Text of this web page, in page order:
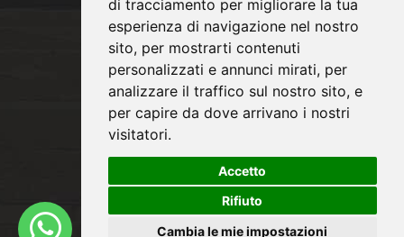
di tracciamento per migliorare la tua
esperienza di navigazione nel nostro
sito, per mostrarti contenuti
personalizzati e annunci mirati, per
analizzare il traffico sul nostro sito, e
per capire da dove arrivano i nostri
visitatori.
Accetto
Rifiuto
Cambia le mie impostazioni
Copyrights © 2026 PM INFISSI SRL Tutti i
diritti riservati.
Partita Iva: 06991020824 /
Privacy e Cookie Policy
Sito realizzato conClickoso